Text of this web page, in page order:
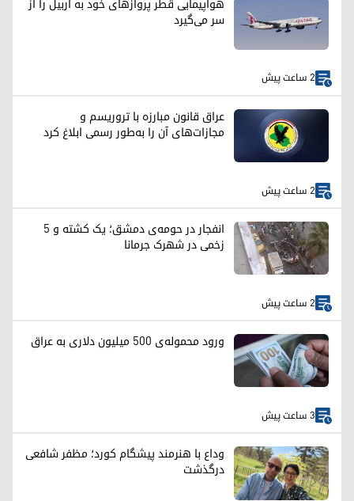
سر می‌گیرد
2 ساعت پیش
عراق قانون مبارزه با تروریسم و
مجازات‌های آن را به‌طور رسمی ابلاغ کرد
2 ساعت پیش
انفجار در حومه‌ی دمشق؛ یک کشته و ۵
زخمی در شهرک جرمانا
2 ساعت پیش
ورود محموله‌ی ۵۰۰ میلیون دلاری به عراق
3 ساعت پیش
وداع با هنرمند پیشگام کورد؛ مظفر شافعی
درگذشت